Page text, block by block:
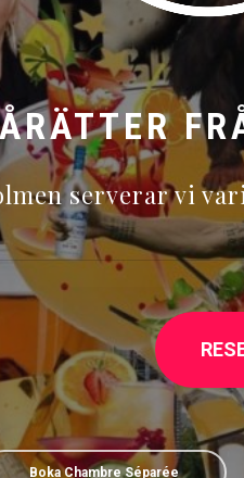
serverar vi
Boka Chambre Séparée